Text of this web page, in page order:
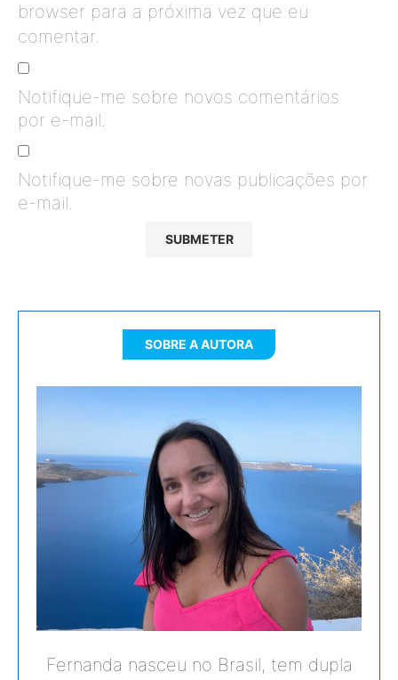
browser para a próxima vez que eu
comentar.
Notifique-me sobre novos comentários
por e-mail.
Notifique-me sobre novas publicações por
e-mail.
SOBRE A AUTORA
Fernanda nasceu no Brasil, tem dupla